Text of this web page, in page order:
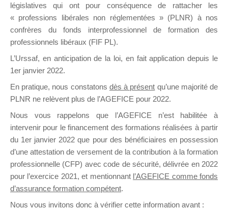
DE
il y a 7 heures
formation. Il accueille également les Conseillers
législatives qui ont pour conséquence de rattacher les
« professions libérales non réglementées » (PLNR) à nos
confrères du fonds interprofessionnel de formation des
professionnels libéraux (FIF PL).
L’Urssaf, en anticipation de la loi, en fait application depuis le
1er janvier 2022.
En pratique, nous constatons dès à présent qu’une majorité de
PLNR ne relèvent plus de l’AGEFICE pour 2022.
Nous vous rappelons que l’AGEFICE n’est habilitée à
intervenir pour le financement des formations réalisées à partir
du 1er janvier 2022 que pour des bénéficiaires en possession
d’une attestation de versement de la contribution à la formation
professionnelle (CFP) avec code de sécurité, délivrée en 2022
pour l’exercice 2021, et mentionnant l’AGEFICE comme fonds
d’assurance formation compétent.
Nous vous invitons donc à vérifier cette information avant :